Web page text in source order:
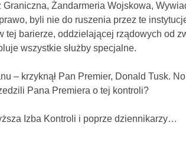
Żandarmeria Wojskowa,
byli nie do ruszenia przez te
tej barierze, oddzielającej rządowych od
wszystkie służby specjalne.
– krzyknął Pan Premier, Donald Tusk. No
Pana Premiera o tej kontroli?
Izba Kontroli i poprze dziennikarzy…